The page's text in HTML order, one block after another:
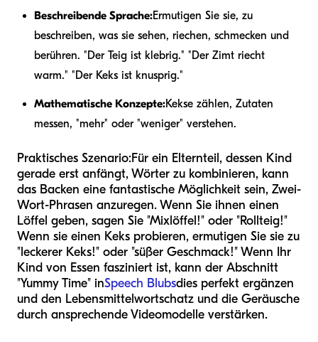
Beschreibende Sprache:Ermutigen Sie sie, zu
beschreiben, was sie sehen, riechen, schmecken und
berühren. "Der Teig ist klebrig." "Der Zimt riecht
warm." "Der Keks ist knusprig."
Mathematische Konzepte:Kekse zählen, Zutaten
messen, "mehr" oder "weniger" verstehen.
Praktisches Szenario:Für ein Elternteil, dessen Kind
gerade erst anfängt, Wörter zu kombinieren, kann
das Backen eine fantastische Möglichkeit sein, Zwei-
Wort-Phrasen anzuregen. Wenn Sie ihnen einen
Löffel geben, sagen Sie "Mixlöffel!" oder "Rollteig!"
Wenn sie einen Keks probieren, ermutigen Sie sie zu
"leckerer Keks!" oder "süßer Geschmack!" Wenn Ihr
Kind von Essen fasziniert ist, kann der Abschnitt
"Yummy Time" inSpeech Blubsdies perfekt ergänzen
und den Lebensmittelwortschatz und die Geräusche
durch ansprechende Videomodelle verstärken.